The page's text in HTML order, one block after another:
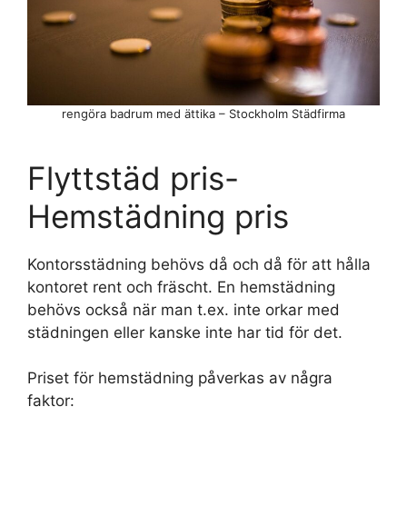
rengöra badrum med ättika – Stockholm Städfirma
Flyttstäd pris-
Hemstädning pris
Kontorsstädning behövs då och då för att hålla
kontoret rent och fräscht. En hemstädning
behövs också när man t.ex. inte orkar med
städningen eller kanske inte har tid för det.
Priset för hemstädning påverkas av några
faktor: